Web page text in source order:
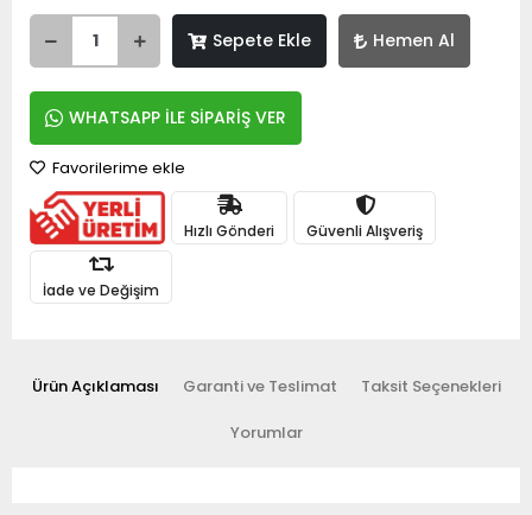
Sepete Ekle Hemen Al
WHATSAPP İLE SİPARİŞ VER
Favorilerime ekle
Hızlı Gönderi Güvenli Alışveriş
İade ve Değişim
Ürün Açıklaması Garanti ve Teslimat Taksit Seçenekleri
Yorumlar